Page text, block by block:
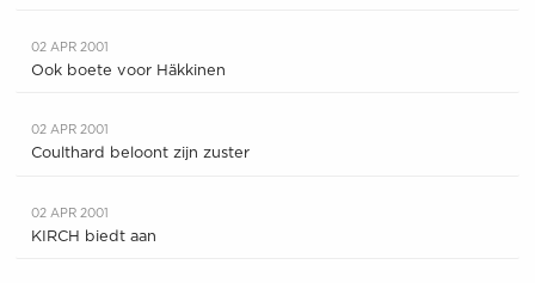
02 APR 2001
Ook boete voor Häkkinen
02 APR 2001
Coulthard beloont zijn zuster
02 APR 2001
KIRCH biedt aan